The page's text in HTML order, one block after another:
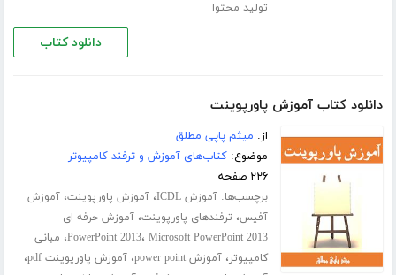
تولید محتوا
دانلود کتاب
دانلود کتاب آموزش پاورپوینت
از: میثم پاپی مطلق
موضوع:کتاب‌های آموزش و ترفند کامپیوتر
۲۲۶ صفحه
برچسب‌ها:آموزش ICDL ،آموزش پاورپوینت،آموزش
آفیس، ترفندهای پاورپوینت،آموزش حرفه ای
PowerPoint 2013، Microsoft PowerPoint 2013 ، مبانی
کامپیوتر،آموزش power point ،آموزش پاورپوینت pdf ،